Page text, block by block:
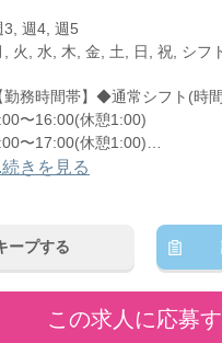
3, 週4, 週5
, 火, 水, 木, 金, 土, 日, 祝, シフ
勤務時間帯】◆通常シフト(時
〜16:00(休憩1:00)
〜17:00(休憩1:00)
〜21:00(休憩1:00)
続きを見る
ープする
この求人に応募